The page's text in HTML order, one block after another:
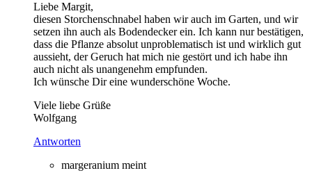
Liebe Margit,
diesen Storchenschnabel haben wir auch im Garten, und wir
setzen ihn auch als Bodendecker ein. Ich kann nur bestätigen,
dass die Pflanze absolut unproblematisch ist und wirklich gut
aussieht, der Geruch hat mich nie gestört und ich habe ihn
auch nicht als unangenehm empfunden.
Ich wünsche Dir eine wunderschöne Woche.
Viele liebe Grüße
Wolfgang
Antworten
margeranium meint